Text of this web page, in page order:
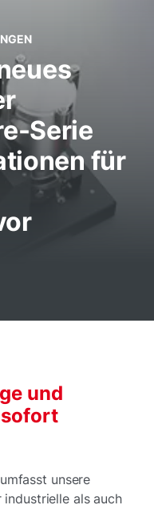
Serie
für
und
unsere
industrielle als auch